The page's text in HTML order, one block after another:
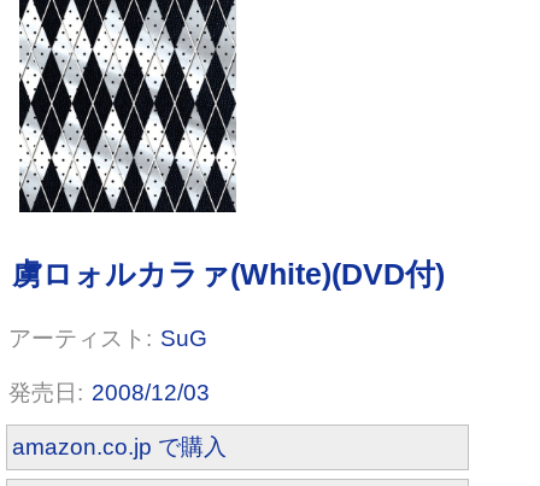
SuG
2008/12/03
amazon.co.jp で購入